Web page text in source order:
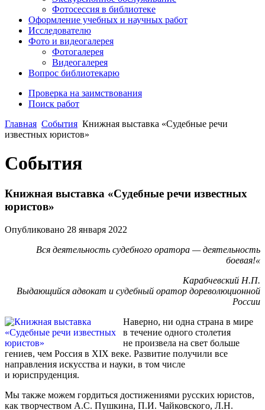
Фотосессия в библиотеке
Оформление учебных и научных работ
Исследователю
Фото и видеогалерея
Фотогалерея
Видеогалерея
Вопрос библиотекарю
Проверка на заимствования
Поиск работ
Главная События Книжная выставка «Судебные речи
известных юристов»
События
Книжная выставка «Судебные речи известных
юристов»
Опубликовано 28 января 2022
Вся деятельность судебного оратора — деятельность
боевая!«
Карабчевский Н.П.
Выдающийся адвокат и судебный оратор дореволюционной
России
Наверно, ни одна страна в мире
в течение одного столетия
не произвела на свет больше
гениев, чем Россия в XIX веке. Развитие получили все
направления искусства и науки, в том числе
и юриспруденция.
Мы также можем гордиться достижениями русских юристов,
как творчеством А.С. Пушкина, П.И. Чайковского, Л.Н.